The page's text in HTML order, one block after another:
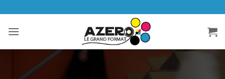
contenu